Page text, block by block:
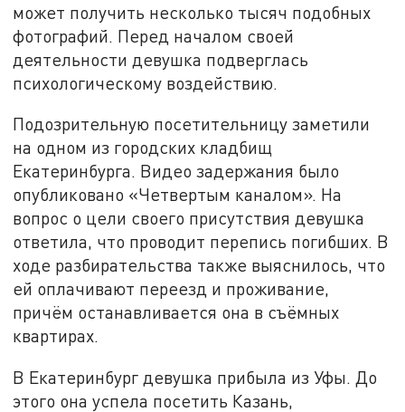
может получить несколько тысяч подобных
фотографий. Перед началом своей
деятельности девушка подверглась
психологическому воздействию.
Подозрительную посетительницу заметили
на одном из городских кладбищ
Екатеринбурга. Видео задержания было
опубликовано «Четвертым каналом». На
вопрос о цели своего присутствия девушка
ответила, что проводит перепись погибших. В
ходе разбирательства также выяснилось, что
ей оплачивают переезд и проживание,
причём останавливается она в съёмных
квартирах.
В Екатеринбург девушка прибыла из Уфы. До
этого она успела посетить Казань,